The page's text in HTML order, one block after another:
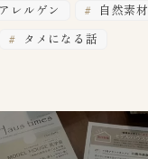
レルゲン
自然素材
タメになる話